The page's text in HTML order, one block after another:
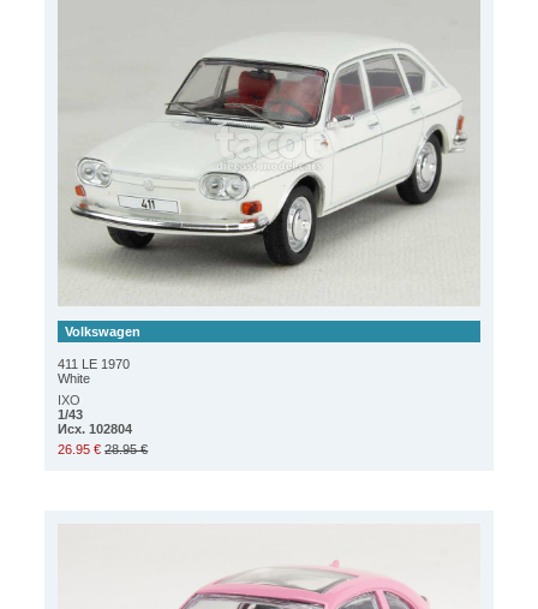
Volkswagen
411 LE 1970
White
IXO
1/43
Исх. 102804
26.95 € 28.95 €